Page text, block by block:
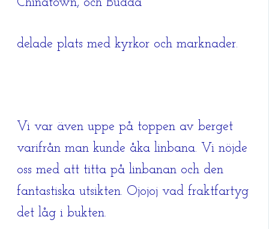
Chinatown, och Budda
delade plats med kyrkor och marknader.
Vi var även uppe på toppen av berget
varifrån man kunde åka linbana. Vi nöjde
oss med att titta på linbanan och den
fantastiska utsikten. Ojojoj vad fraktfartyg
det låg i bukten.